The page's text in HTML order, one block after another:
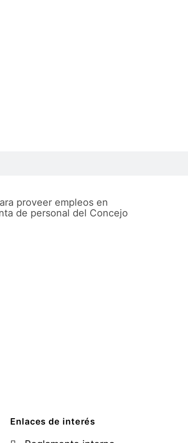
proveer empleos en
de personal del Concejo
Enlaces de interés